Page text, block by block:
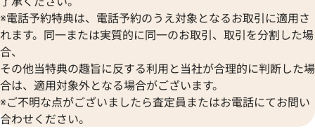
ルイ・ヴィトン ダミエグラフィット ポル
トドキュマンヴォワヤージュ ブリーフケ
ース M41125
ルイ・ヴィトン
ルティクレ6 キー
N62662
※電話予約特典は、電話予約のうえ対象となるお取引に適用さ
れます。同一または実質的に同一のお取引、取引を分割した場
合、
その他当特典の趣旨に反する利用と当社が合理的に判断した場
合は、適用対象外となる場合がございます。
※ご不明な点がございましたら査定員またはお電話にてお問い
合わせください。